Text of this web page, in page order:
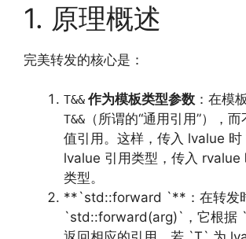
1. 原理概述
完美转发的核心是：
T&& 作为模板类型参数 ：在模
T&& （所谓的“通用引用”），
值引用。这样，传入 lvalue 时
lvalue 引用类型，传入 rvalue
类型。
**`std::forward `**：在转发
`std::forward(arg)`，它根据